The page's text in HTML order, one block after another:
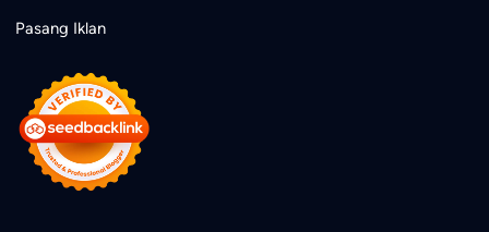
Pasang Iklan